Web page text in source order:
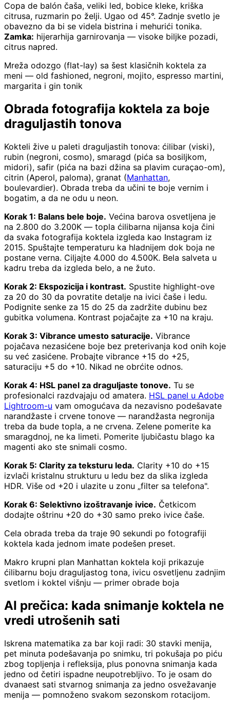
Copa de balón čaša, veliki led, bobice kleke, kriška
citrusa, ruzmarin po želji. Ugao od 45°. Zadnje svetlo je
obavezno da bi se videla bistrina i mehurići tonika.
Zamka: hijerarhija garnirovanja — visoke biljke pozadi,
citrus napred.
Mreža odozgo (flat-lay) sa šest klasičnih koktela za
meni — old fashioned, negroni, mojito, espresso martini,
margarita i gin tonik
Obrada fotografija koktela za boje
draguljastih tonova
Kokteli žive u paleti draguljastih tonova: ćilibar (viski),
rubin (negroni, cosmo), smaragd (pića sa bosiljkom,
midori), safir (pića na bazi džina sa plavim curaçao-om),
citrin (Aperol, paloma), granat (Manhattan,
boulevardier). Obrada treba da učini te boje vernim i
bogatim, a da ne odu u neon.
Korak 1: Balans bele boje. Većina barova osvetljena je
na 2.800 do 3.200K — topla ćilibarna nijansa koja čini
da svaka fotografija koktela izgleda kao Instagram iz
2015. Spuštajte temperaturu ka hladnijem dok boja ne
postane verna. Ciljajte 4.000 do 4.500K. Bela salveta u
kadru treba da izgleda belo, a ne žuto.
Korak 2: Ekspozicija i kontrast. Spustite highlight-ove
za 20 do 30 da povratite detalje na ivici čaše i ledu.
Podignite senke za 15 do 25 da zadržite dubinu bez
gubitka volumena. Kontrast pojačajte za +10 na kraju.
Korak 3: Vibrance umesto saturacije. Vibrance
pojačava nezasićene boje bez preterivanja kod onih koje
su već zasićene. Probajte vibrance +15 do +25,
saturaciju +5 do +10. Nikad ne obrćite odnos.
Korak 4: HSL panel za draguljaste tonove. Tu se
profesionalci razdvajaju od amatera. HSL panel u Adobe
Lightroom-u vam omogućava da nezavisno podešavate
narandžaste i crvene tonove — narandžasta negronija
treba da bude topla, a ne crvena. Zelene pomerite ka
smaragdnoj, ne ka limeti. Pomerite ljubičastu blago ka
magenti ako ste snimali cosmo.
Korak 5: Clarity za teksturu leda. Clarity +10 do +15
izvlači kristalnu strukturu u ledu bez da slika izgleda
HDR. Više od +20 i ulazite u zonu „filter sa telefona".
Korak 6: Selektivno izoštravanje ivice. Četkicom
dodajte oštrinu +20 do +30 samo preko ivice čaše.
Cela obrada treba da traje 90 sekundi po fotografiji
koktela kada jednom imate podešen preset.
Makro krupni plan Manhattan koktela koji prikazuje
ćilibarnu boju draguljastog tona, ivicu osvetljenu zadnjim
svetlom i koktel višnju — primer obrade boja
AI prečica: kada snimanje koktela ne
vredi utrošenih sati
Iskrena matematika za bar koji radi: 30 stavki menija,
pet minuta podešavanja po snimku, tri pokušaja po piću
zbog topljenja i refleksija, plus ponovna snimanja kada
jedno od četiri ispadne neupotrebljivo. To je osam do
dvanaest sati stvarnog snimanja za jedno osvežavanje
menija — pomnoženo svakom sezonskom rotacijom.